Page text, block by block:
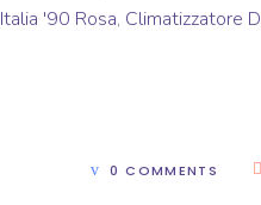
Italia '90 Rosa, Climatizzatore
0 COMMENTS